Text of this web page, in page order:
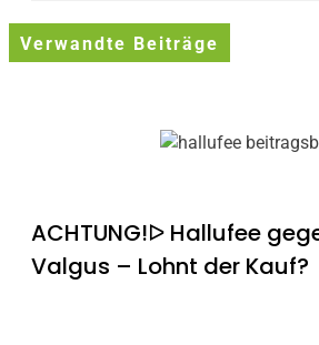
Verwandte Beiträge
ACHTUNG!ᐅ Hallufee
Valgus – Lohnt der Kauf?